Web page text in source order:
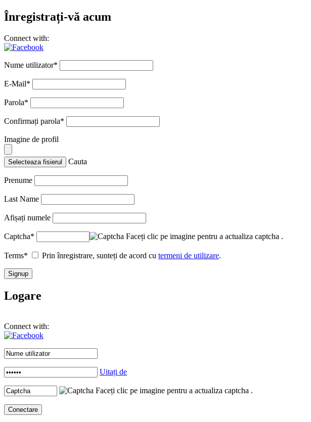
Înregistrați-vă acum
Connect with:
Nume utilizator*
E-Mail*
Parola*
Confirmați parola*
Imagine de profil
Selecteaza fisierul Cauta
Prenume
Last Name
Afișați numele
Captcha* Faceți clic pe imagine pentru a actualiza captcha .
Terms* Prin înregistrare, sunteți de acord cu termeni de utilizare.
Logare
Connect with:
Uitați de
Faceți clic pe imagine pentru a actualiza captcha .